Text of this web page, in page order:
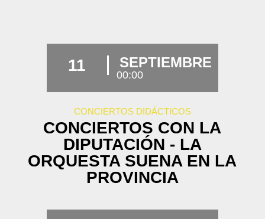
11 SEPTIEMBRE
00:00
CONCIERTOS DIDÁCTICOS
CONCIERTOS CON LA
DIPUTACIÓN - LA
ORQUESTA SUENA EN LA
PROVINCIA